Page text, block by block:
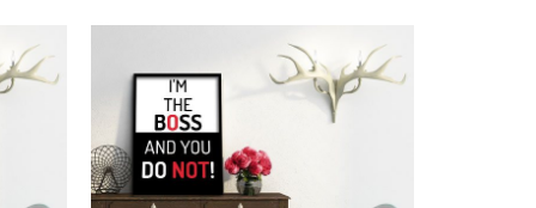
wiele
wariantów.
można
wybrać